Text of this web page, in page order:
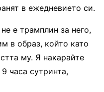
в ежедневието си.
е трамплин за него,
в образ, който като
му. Я накарайте
часа сутринта,